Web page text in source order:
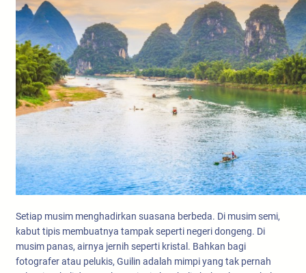
Setiap musim menghadirkan suasana berbeda. Di musim semi,
kabut tipis membuatnya tampak seperti negeri dongeng. Di
musim panas, airnya jernih seperti kristal. Bahkan bagi
fotografer atau pelukis, Guilin adalah mimpi yang tak pernah